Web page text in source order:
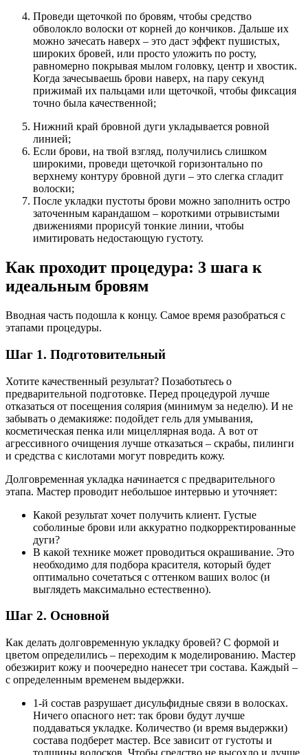
Проведи щеточкой по бровям, чтобы средство
обволокло волоски от корней до кончиков. Дальше их
можно зачесать наверх – это даст эффект пушистых,
широких бровей, или просто уложить по росту,
равномерно покрывая мылом головку, центр и хвостик.
Когда зачесываешь брови наверх, на пару секунд
прижимай их пальцами или щеточкой, чтобы фиксация
точно была качественной;
Нижний край бровной дуги укладывается ровной
линией;
Если брови, на твой взгляд, получились слишком
широкими, проведи щеточкой горизонтально по
верхнему контуру бровной дуги – это слегка сгладит
волоски;
После укладки пустоты брови можно заполнить остро
заточенным карандашом – короткими отрывистыми
движениями прорисуй тонкие линии, чтобы
имитировать недостающую густоту.
Как проходит процедура: 3 шага к
идеальным бровям
Вводная часть подошла к концу. Самое время разобраться с
этапами процедуры.
Шаг 1. Подготовительный
Хотите качественный результат? Позаботьтесь о
предварительной подготовке. Перед процедурой лучше
отказаться от посещения солярия (минимум за неделю). И не
забывать о демакияже: подойдет гель для умывания,
косметическая пенка или мицеллярная вода. А вот от
агрессивного очищения лучше отказаться – скрабы, пилинги
и средства с кислотами могут повредить кожу.
Долговременная укладка начинается с предварительного
этапа. Мастер проводит небольшое интервью и уточняет:
Какой результат хочет получить клиент. Густые
соболиные брови или аккуратно подкорректированные
дуги?
В какой технике может проводиться окрашивание. Это
необходимо для подбора красителя, который будет
оптимально сочетаться с оттенком ваших волос (и
выглядеть максимально естественно).
Шаг 2. Основной
Как делать долговременную укладку бровей? С формой и
цветом определились – переходим к моделированию. Мастер
обезжирит кожу и поочередно нанесет три состава. Каждый –
с определенным временем выдержки.
1-й состав разрушает дисульфидные связи в волосках.
Ничего опасного нет: так брови будут лучше
поддаваться укладке. Количество (и время выдержки)
состава подберет мастер. Все зависит от густоты и